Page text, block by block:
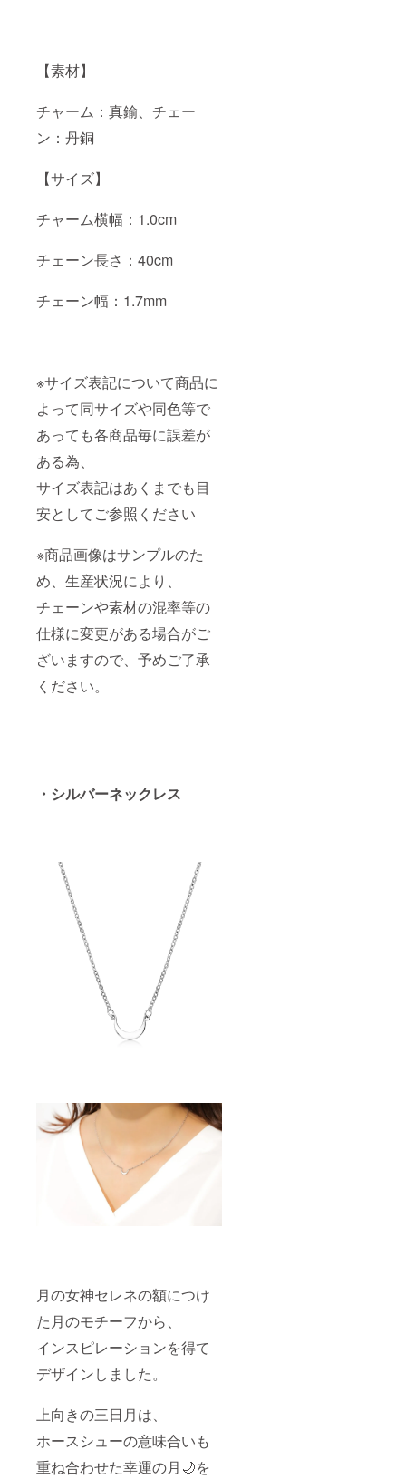
【素材】
チャーム：真鍮、チェー
ン：丹銅
【サイズ】
チャーム横幅：1.0cm
チェーン長さ：40cm
チェーン幅：1.7mm
※サイズ表記について商品に
よって同サイズや同色等で
あっても各商品毎に誤差が
ある為、
サイズ表記はあくまでも目
安としてご参照ください
※商品画像はサンプルのた
め、生産状況により、
チェーンや素材の混率等の
仕様に変更がある場合がご
ざいますので、予めご了承
ください。
・シルバーネックレス
月の女神セレネの額につけ
た月のモチーフから、
インスピレーションを得て
デザインしました。
上向きの三日月は、
ホースシューの意味合いも
重ね合わせた幸運の月🌙を